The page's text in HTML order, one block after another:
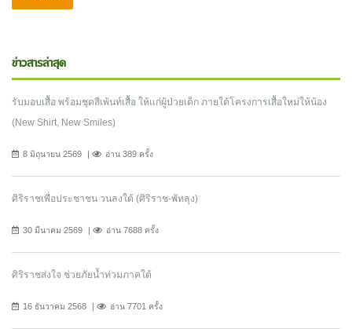
ข่าวสารล่าสุด
รับมอบเสื้อ พร้อมชุดสีเพ้นท์เสื้อ ให้แก่ผู้ป่วยเด็ก ภายใต้โครงการเสื้อใหม่ให้น้อง
(New Shirt, New Smiles)
8 มิถุนายน 2569 อ่าน 389 ครั้ง
ศิริราชเพื่อประชาชน วนลงใต้ (ศิริราช-พัทลุง)
30 มีนาคม 2569 อ่าน 7688 ครั้ง
ศิริราชส่งใจ ช่วยภัยน้ำท่วมภาคใต้
16 ธันวาคม 2568 อ่าน 7701 ครั้ง